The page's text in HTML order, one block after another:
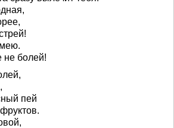
болей!
пей